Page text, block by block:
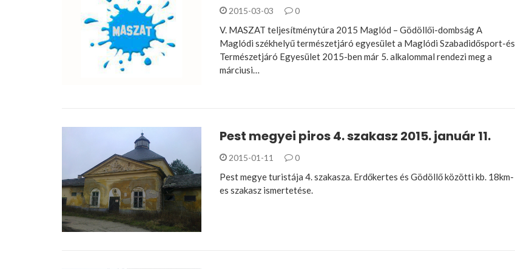
2015-03-03 0
V. MASZAT teljesítménytúra 2015 Maglód – Gödöllői-dombság A
Maglódi székhelyű természetjáró egyesület a Maglódi Szabadidősport-és
Természetjáró Egyesület 2015-ben már 5. alkalommal rendezi meg a
márciusi…
Pest megyei piros 4. szakasz 2015. január 11.
2015-01-11 0
Pest megye turistája 4. szakasza. Erdőkertes és Gödöllő közötti kb. 18km-
es szakasz ismertetése.